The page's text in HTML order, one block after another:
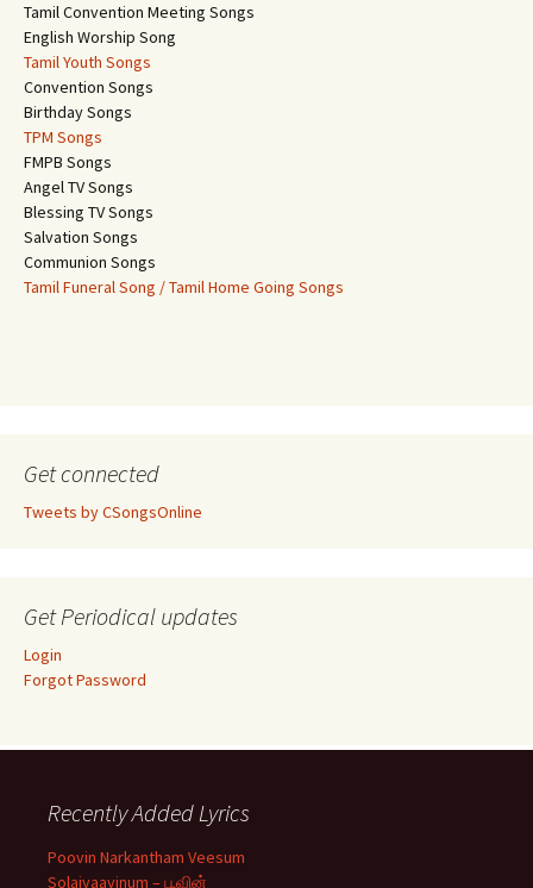
Tamil Convention Meeting Songs
English Worship Song
Tamil Youth Songs
Convention Songs
Birthday Songs
TPM Songs
FMPB Songs
Angel TV Songs
Blessing TV Songs
Salvation Songs
Communion Songs
Tamil Funeral Song / Tamil Home Going Songs
Get connected
Tweets by CSongsOnline
Get Periodical updates
Login
Forgot Password
Recently Added Lyrics
Poovin Narkantham Veesum
Solaiyaayinum – பூவின்